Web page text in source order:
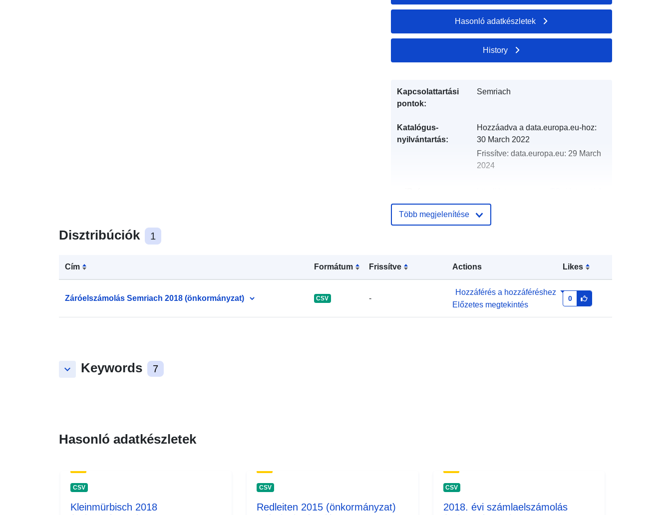
Disztribúciók 1
Cím Formátum Frissítve Actions Likes
Záróelszámolás Semriach 2018 (önkormányzat) CSV -
Hozzáférés a hozzáféréshez
Előzetes megtekintés
0
keyboard_arrow_down Keywords 7
Hasonló adatkészletek
History
Kapcsolattartási
pontok:
Semriach
Katalógus-
nyilvántartás:
Hozzáadva a data.europa.eu-hoz:
30 March 2022
Frissítve: data.europa.eu: 29 March
2024
_rechnungsabschluss-semriach-
2018-gemeinde
Több megjelenítése
Hasonló adatkészletek
CSV
Kleinmürbisch 2018
CSV
Redleiten 2015 (önkormányzat)
CSV
2018. évi számlaelszámolás